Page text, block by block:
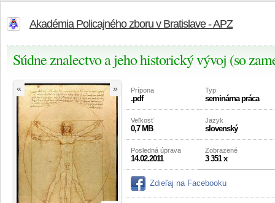
Akadémia Policajného zboru v Bratislave - APZ
Súdne znalectvo a jeho historický vývoj (so
« » Prípona
.pdf
Typ
seminárna práca
Veľkosť
0,7 MB
Jazyk
slovenský
Posledná úprava
14.02.2011
Zobrazené
3 351 x
Zdieľaj na Facebooku